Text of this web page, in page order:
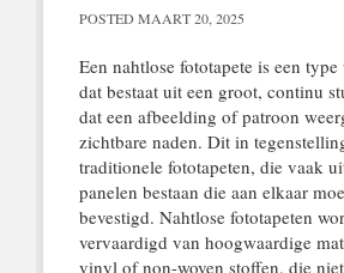
POSTED MAART 20, 2025
Een nahtlose fototapete is een
dat bestaat uit een groot, continu
dat een afbeelding of patroon
zichtbare naden. Dit in
traditionele fototapeten, die vaak
panelen bestaan die aan elkaar
bevestigd. Nahtlose fototapeten
vervaardigd van hoogwaardige
vinyl of non-woven stoffen, die